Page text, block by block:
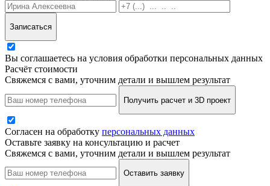
Записаться
Вы соглашаетесь на условия обработки персональных данных
Расчёт стоимости
Свяжемся с вами, уточним детали и вышлем результат
Получить расчет и 3D проект
Согласен на обработку персональных данных
Оставьте заявку на консультацию и расчет
Свяжемся с вами, уточним детали и вышлем результат
Оставить заявку